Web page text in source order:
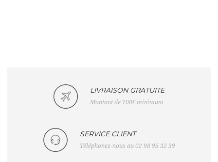
LIVRAISON GRATUITE
Montant de 100€ minimum
SERVICE CLIENT
Téléphonez-nous au 02 98 95 32 39